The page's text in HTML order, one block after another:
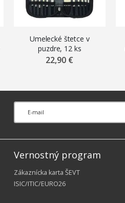
Umelecké štetce v
puzdre, 12 ks
22,90 €
Vernostný program
Zákaznícka karta ŠEVT
ISIC/ITIC/EURO26